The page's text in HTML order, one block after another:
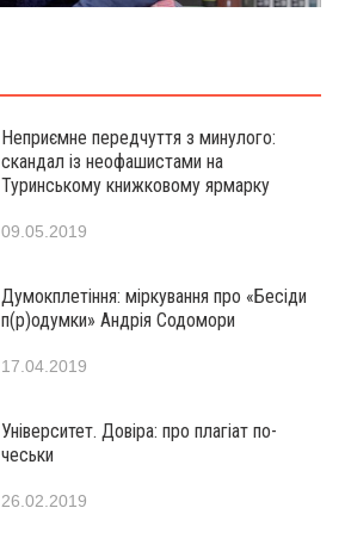
Неприємне передчуття з минулого:
скандал із неофашистами на
Туринському книжковому ярмарку
09.05.2019
Думокплетіння: міркування про «Бесіди
п(р)одумки» Андрія Содомори
17.04.2019
Університет. Довіра: про плагіат по-
чеськи
26.02.2019